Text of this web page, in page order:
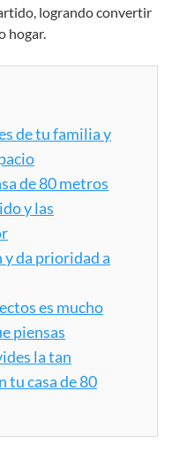
logrando convertir
hogar.
de tu familia y
de 80 metros
y las
da prioridad a
es mucho
piensas
la tan
tu casa de 80